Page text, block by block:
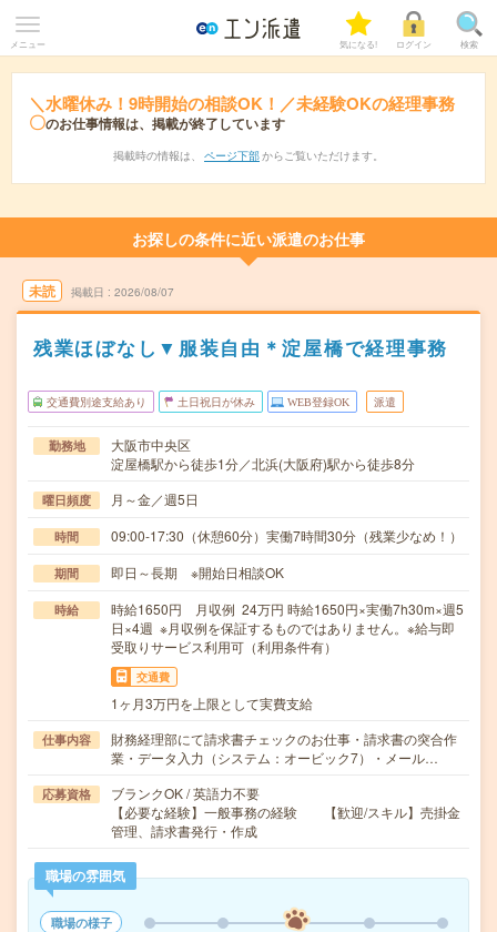
メニュー 気になる! ログイン 検索
＼水曜休み！9時開始の相談OK！／未経験OKの経理事務
〇のお仕事情報は、掲載が終了しています
掲載時の情報は、 ページ下部 からご覧いただけます。
お探しの条件に近い派遣のお仕事
未読 掲載日 2026/08/07
残業ほぼなし▼服装自由＊淀屋橋で経理事務
交通費別途支給あり 土日祝日が休み WEB登録OK 派遣
勤務地
大阪市中央区
淀屋橋駅から徒歩1分／北浜(大阪府)駅から徒歩8分
曜日頻度 月～金／週5日
時間 09:00-17:30（休憩60分）実働7時間30分（残業少なめ！）
期間 即日～長期 ※開始日相談OK
時給
時給1650円 月収例 24万円 時給1650円×実働7h30m×週5
日×4週 ※月収例を保証するものではありません。※給与即
受取りサービス利用可（利用条件有）
交通費
1ヶ月3万円を上限として実費支給
仕事内容
財務経理部にて請求書チェックのお仕事・請求書の突合作
業・データ入力（システム：オービック7）・メール…
応募資格
ブランクOK / 英語力不要
【必要な経験】一般事務の経験 【歓迎/スキル】売掛金
管理、請求書発行・作成
職場の雰囲気
職場の様子